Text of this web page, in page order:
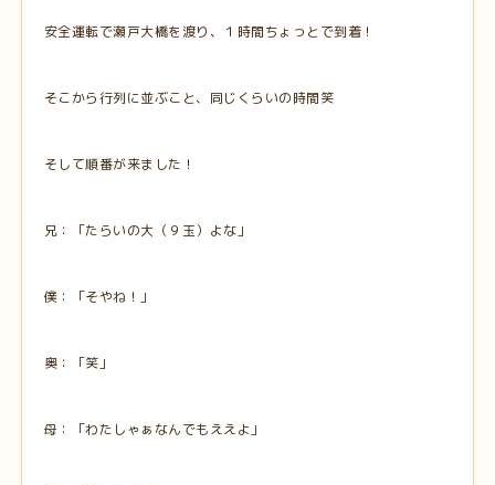
安全運転で瀬戸大橋を渡り、１時間ちょっとで到着！
そこから行列に並ぶこと、同じくらいの時間笑
そして順番が来ました！
兄：「たらいの大（９玉）よな」
僕：「そやね！」
奥：「笑」
母：「わたしゃぁなんでもええよ」